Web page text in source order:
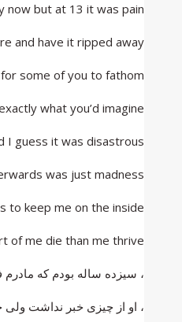
now but at 13 it was pain
and have it ripped away
some of you to fathom
what you’d imagine
I guess it was disastrous
was just madness
to keep me on the inside
of me die than me thrive
سیزده ساله بودم که مادرم فهمید که گرایش جنسی معمولی ندارم ،
او از چیزی خبر نداشت ولی حرف گفتنی زیاد داشت ،